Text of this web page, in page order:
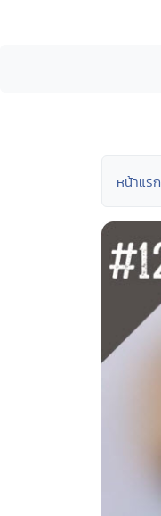
หน้าแรก